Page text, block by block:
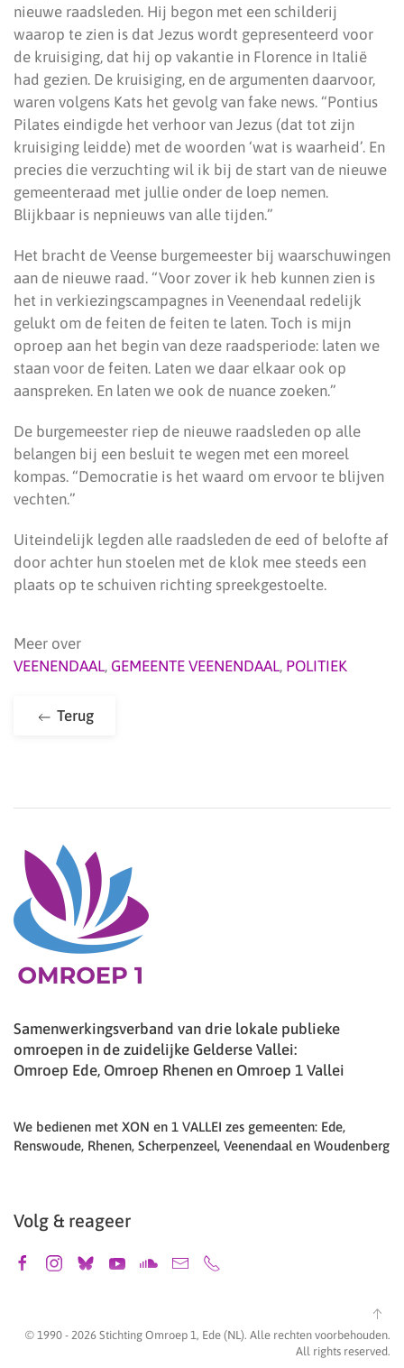
nieuwe raadsleden. Hij begon met een schilderij
waarop te zien is dat Jezus wordt gepresenteerd voor
de kruisiging, dat hij op vakantie in Florence in Italië
had gezien. De kruisiging, en de argumenten daarvoor,
waren volgens Kats het gevolg van fake news. “Pontius
Pilates eindigde het verhoor van Jezus (dat tot zijn
kruisiging leidde) met de woorden ‘wat is waarheid’. En
precies die verzuchting wil ik bij de start van de nieuwe
gemeenteraad met jullie onder de loep nemen.
Blijkbaar is nepnieuws van alle tijden.”
Het bracht de Veense burgemeester bij waarschuwingen
aan de nieuwe raad. “Voor zover ik heb kunnen zien is
het in verkiezingscampagnes in Veenendaal redelijk
gelukt om de feiten de feiten te laten. Toch is mijn
oproep aan het begin van deze raadsperiode: laten we
staan voor de feiten. Laten we daar elkaar ook op
aanspreken. En laten we ook de nuance zoeken.”
De burgemeester riep de nieuwe raadsleden op alle
belangen bij een besluit te wegen met een moreel
kompas. “Democratie is het waard om ervoor te blijven
vechten.”
Uiteindelijk legden alle raadsleden de eed of belofte af
door achter hun stoelen met de klok mee steeds een
plaats op te schuiven richting spreekgestoelte.
Meer over
VEENENDAAL, GEMEENTE VEENENDAAL, POLITIEK
Terug
Samenwerkingsverband van drie lokale publieke
omroepen in de zuidelijke Gelderse Vallei:
Omroep Ede, Omroep Rhenen en Omroep 1 Vallei
We bedienen met XON en 1 VALLEI zes gemeenten: Ede,
Renswoude, Rhenen, Scherpenzeel, Veenendaal en Woudenberg
Volg & reageer
© 1990 - 2026 Stichting Omroep 1, Ede (NL). Alle rechten voorbehouden.
All rights reserved.